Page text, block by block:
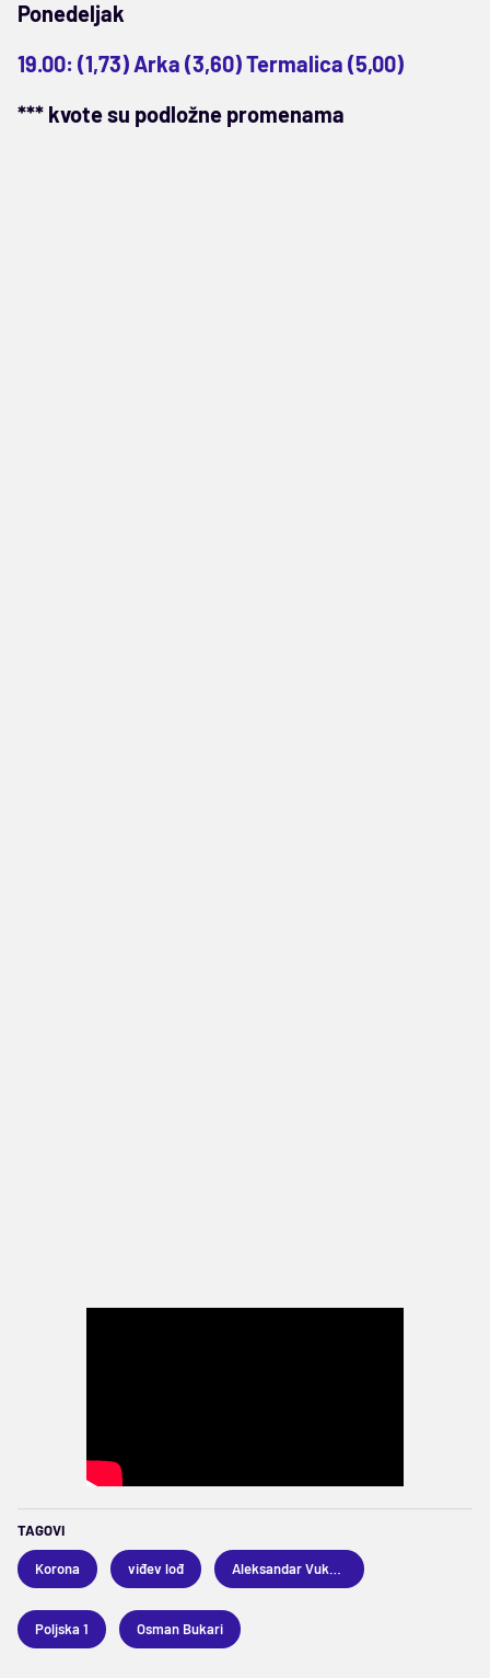
Ponedeljak
19.00: (1,73) Arka (3,60) Termalica (5,00)
*** kvote su podložne promenama
TAGOVI
Korona viđev lođ
Poljska 1 Osman Bukari